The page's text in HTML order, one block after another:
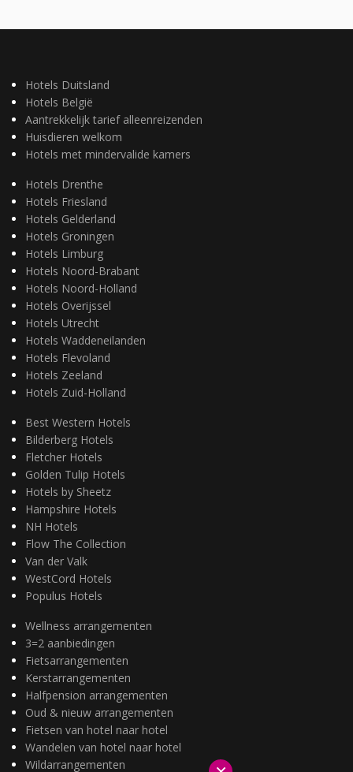
Hotels Duitsland
Hotels België
Aantrekkelijk tarief alleenreizenden
Huisdieren welkom
Hotels met mindervalide kamers
Hotels Drenthe
Hotels Friesland
Hotels Gelderland
Hotels Groningen
Hotels Limburg
Hotels Noord-Brabant
Hotels Noord-Holland
Hotels Overijssel
Hotels Utrecht
Hotels Waddeneilanden
Hotels Flevoland
Hotels Zeeland
Hotels Zuid-Holland
Best Western Hotels
Bilderberg Hotels
Fletcher Hotels
Golden Tulip Hotels
Hotels by Sheetz
Hampshire Hotels
NH Hotels
Flow The Collection
Van der Valk
WestCord Hotels
Populus Hotels
Wellness arrangementen
3=2 aanbiedingen
Fietsarrangementen
Kerstarrangementen
Halfpension arrangementen
Oud & nieuw arrangementen
Fietsen van hotel naar hotel
Wandelen van hotel naar hotel
Wildarrangementen